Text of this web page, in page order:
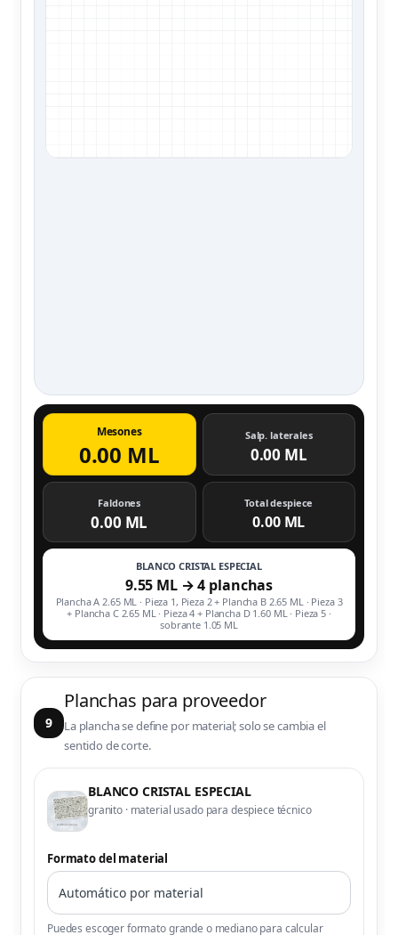
Mesones
0.00 ML
Salp. laterales
0.00 ML
Faldones
0.00 ML
Total despiece
0.00 ML
BLANCO CRISTAL ESPECIAL
9.55 ML → 4 planchas
Plancha A 2.65 ML · Pieza 1, Pieza 2 + Plancha B 2.65 ML · Pieza 3
+ Plancha C 2.65 ML · Pieza 4 + Plancha D 1.60 ML · Pieza 5 ·
sobrante 1.05 ML
9
Planchas para proveedor
La plancha se define por material; solo se cambia el
sentido de corte.
BLANCO CRISTAL ESPECIAL
granito · material usado para despiece técnico
Formato del material
Puedes escoger formato grande o mediano para calcular